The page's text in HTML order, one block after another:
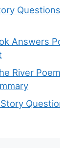
Answers
River
Story